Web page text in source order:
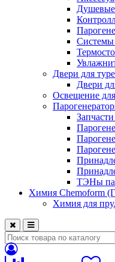
Системы
Двери для
Двери
Освещение
ТЭНы
Химия Chemoform
Химия для